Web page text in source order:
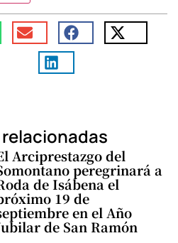
Arciprestazgo del
peregrinará a
de Isábena el
19 de
en el Año
de San Ramón